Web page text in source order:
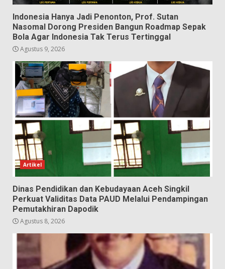
Indonesia Hanya Jadi Penonton, Prof. Sutan
Nasomal Dorong Presiden Bangun Roadmap Sepak
Bola Agar Indonesia Tak Terus Tertinggal
Agustus 9, 2026
Artikel
Dinas Pendidikan dan Kebudayaan Aceh Singkil
Perkuat Validitas Data PAUD Melalui Pendampingan
Pemutakhiran Dapodik
Agustus 8, 2026